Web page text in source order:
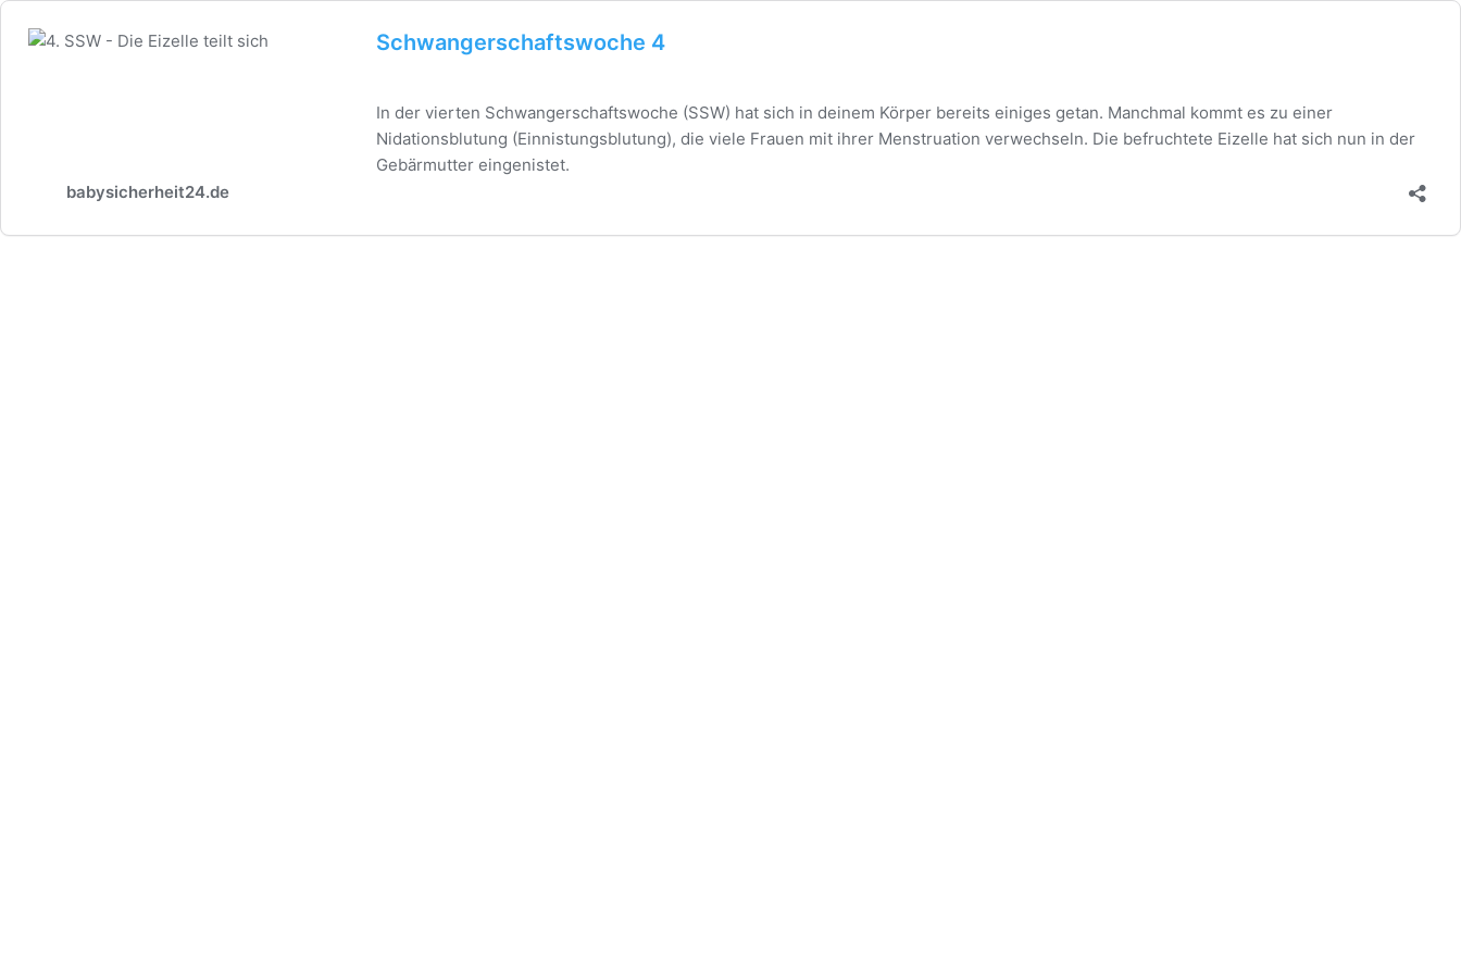
Schwangerschaftswoche 4
In der vierten Schwangerschaftswoche (SSW) hat sich in deinem Körper bereits einiges getan. Manchmal kommt es zu einer
Nidationsblutung (Einnistungsblutung), die viele Frauen mit ihrer Menstruation verwechseln. Die befruchtete Eizelle hat sich nun in der
Gebärmutter eingenistet.
babysicherheit24.de